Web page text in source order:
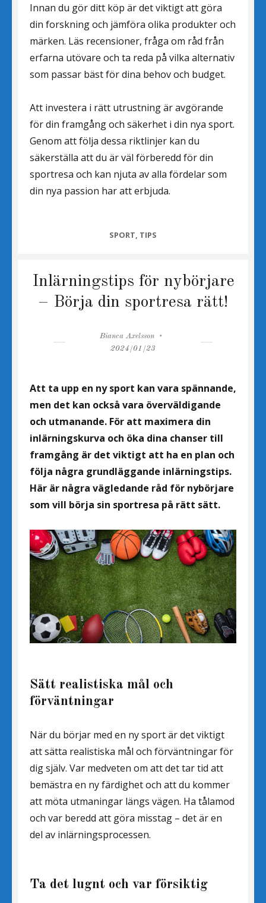
Innan du gör ditt köp är det viktigt att göra
din forskning och jämföra olika produkter och
märken. Läs recensioner, fråga om råd från
erfarna utövare och ta reda på vilka alternativ
som passar bäst för dina behov och budget.
Att investera i rätt utrustning är avgörande
för din framgång och säkerhet i din nya sport.
Genom att följa dessa riktlinjer kan du
säkerställa att du är väl förberedd för din
sportresa och kan njuta av alla fördelar som
din nya passion har att erbjuda.
CATEGORIES
SPORT, TIPS
Inlärningstips för nybörjare
– Börja din sportresa rätt!
Author
Bianca Axelsson
2024/01/23
Att ta upp en ny sport kan vara spännande,
men det kan också vara överväldigande
och utmanande. För att maximera din
inlärningskurva och öka dina chanser till
framgång är det viktigt att ha en plan och
följa några grundläggande inlärningstips.
Här är några vägledande råd för nybörjare
som vill börja sin sportresa på rätt sätt.
Sätt realistiska mål och
förväntningar
När du börjar med en ny sport är det viktigt
att sätta realistiska mål och förväntningar för
dig själv. Var medveten om att det tar tid att
bemästra en ny färdighet och att du kommer
att möta utmaningar längs vägen. Ha tålamod
och var beredd att göra misstag – det är en
del av inlärningsprocessen.
Ta det lugnt och var försiktig